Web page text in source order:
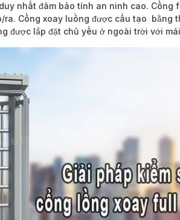
nhất đảm bảo tính an ninh cao.
ra. Cổng xoay luồng được cấu tạo bằng
được lắp đặt chủ yếu ở ngoài trời với